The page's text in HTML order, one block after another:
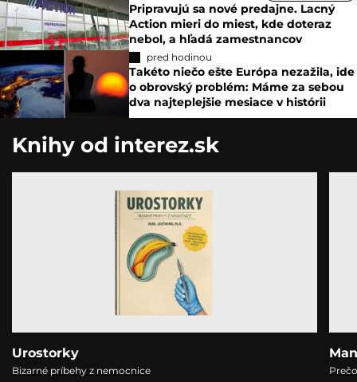
Pripravujú sa nové predajne. Lacný
Action mieri do miest, kde doteraz
nebol, a hľadá zamestnancov
pred hodinou
Takéto niečo ešte Európa nezažila, ide
o obrovský problém: Máme za sebou
dva najteplejšie mesiace v histórii
Knihy od interez.sk
Urostorky
Bizarné príbehy z nemocnice